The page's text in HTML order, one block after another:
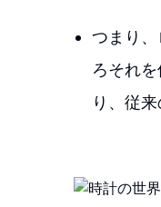
つまり
ろそれ
り、従